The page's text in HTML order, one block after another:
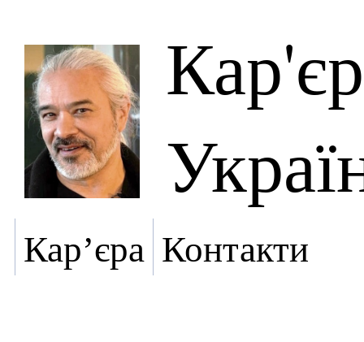
Кар’єра Контакти